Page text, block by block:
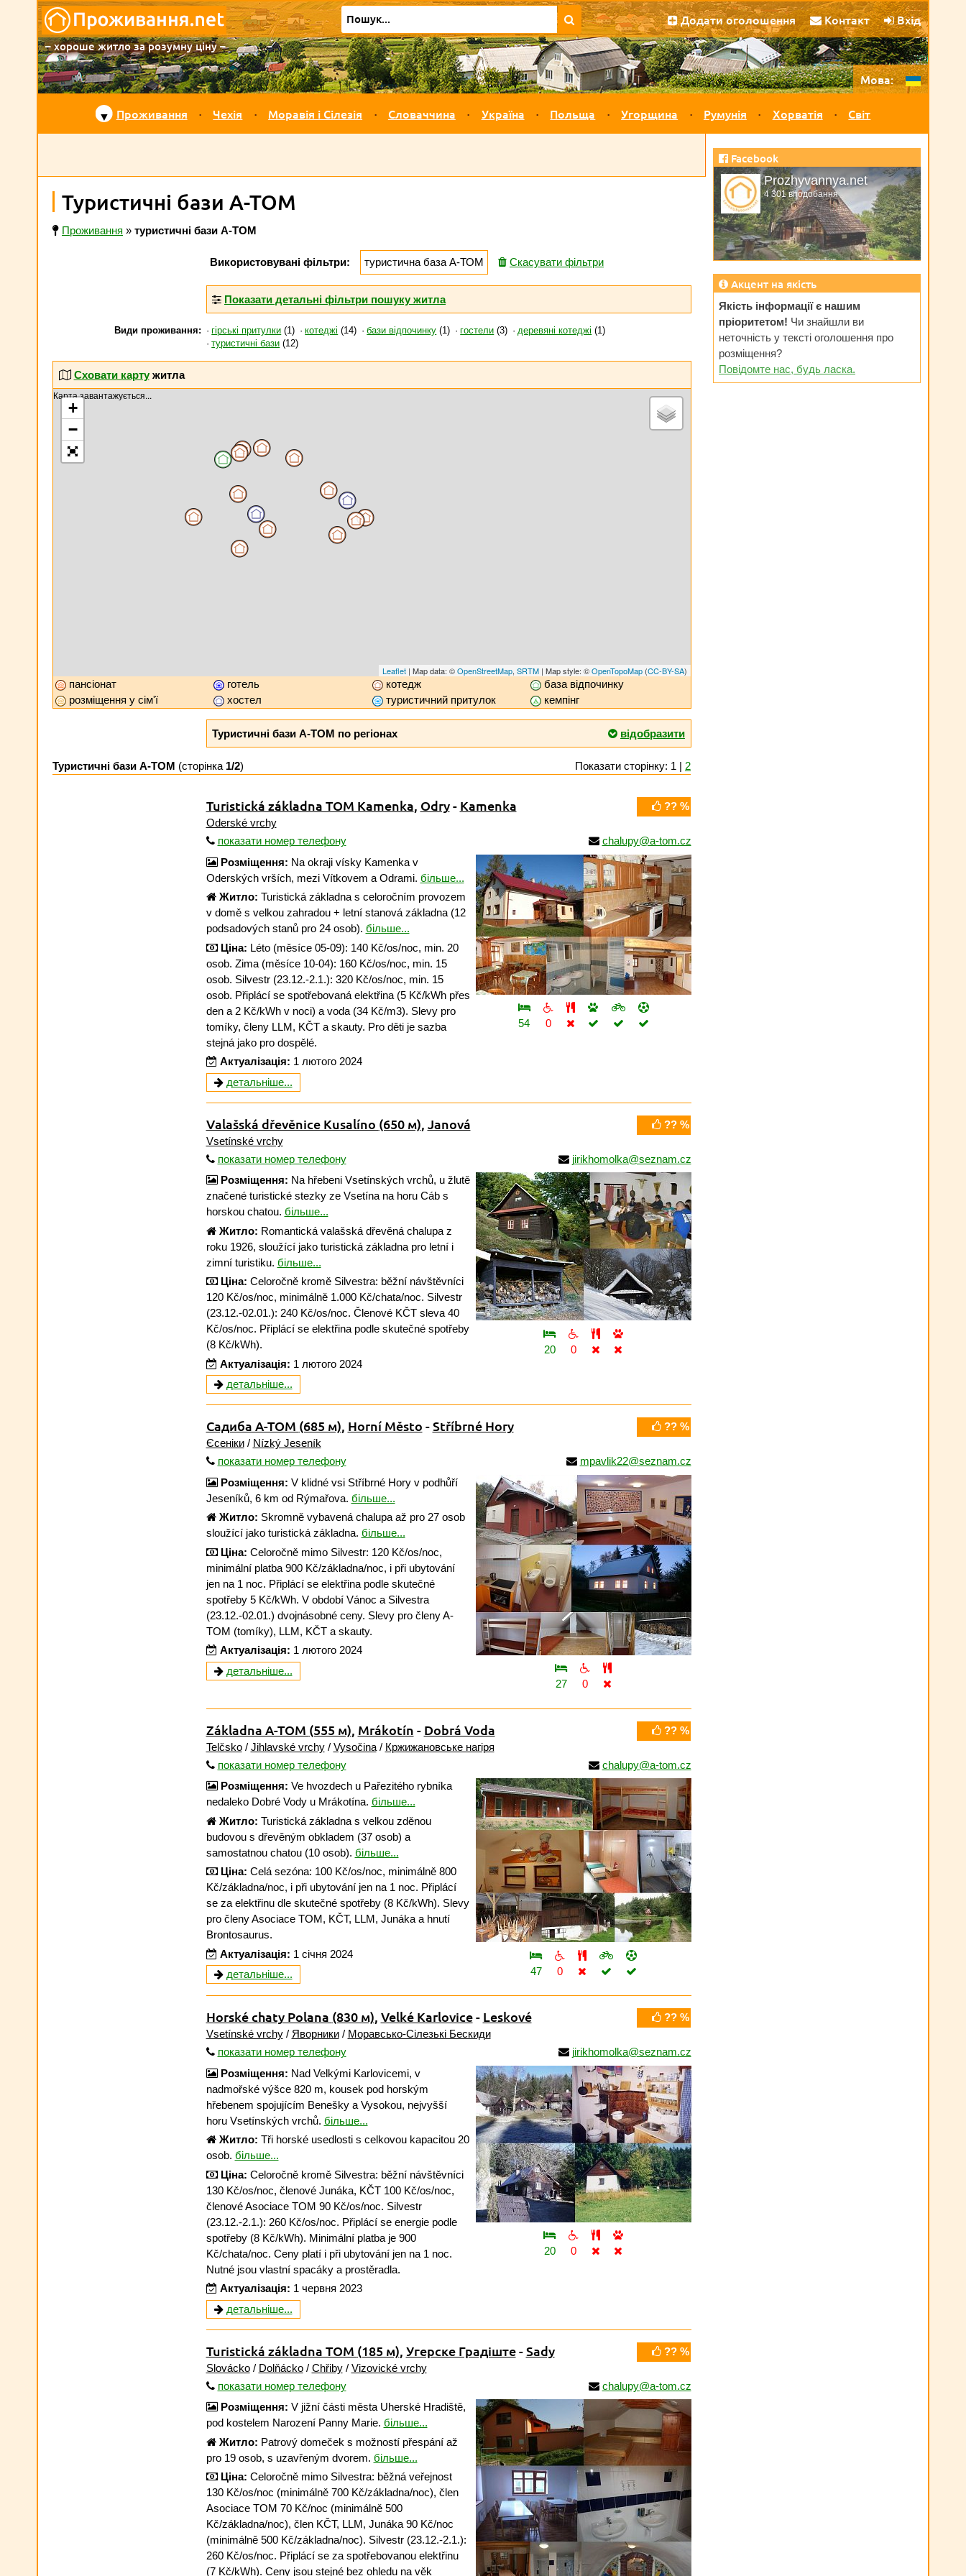
Додати оголошення Контакт Вхід
– хороше житло за розумну ціну –
Мова:
▼ Проживання Чехія Моравія і Сілезія Словаччина Україна Польща Угорщина Румунія Хорватія Світ
Туристичні бази А-ТОМ
Проживання » туристичні бази А-ТОМ
Використовувані фільтри: туристична база А-ТОМ Скасувати фільтри
Показати детальні фільтри пошуку житла
Види проживання: гірські притулки (1) котеджі (14) бази відпочинку (1) гостели (3) деревяні котеджі (1)
туристичні бази (12)
Сховати картужитла
Карта завантажується...
+
−
Leaflet| Map data: ©OpenStreetMap, SRTM| Map style: ©OpenTopoMap(CC-BY-SA)
пансіонат готель котедж
база відпочинку
розміщення у сім'ї
хостел туристичний притулок кемпінг
Туристичні бази А-ТОМ по регіонах відобразити
Туристичні бази А-ТОМ (сторінка 1/2) Показати сторінку: 1 | 2
?? %
Turistická základna TOM Kamenka, Odry- Kamenka
Oderské vrchy
показати номер телефону
chalupy@a-tom.cz
54 0
Розміщення: Na okraji vísky Kamenka v
Oderských vrších, mezi Vítkovem a Odrami. більше...
Житло: Turistická základna s celoročním provozem
v domě s velkou zahradou + letní stanová základna (12
podsadových stanů pro 24 osob). більше...
Ціна: Léto (měsíce 05-09): 140 Kč/os/noc, min. 20
osob. Zima (měsíce 10-04): 160 Kč/os/noc, min. 15
osob. Silvestr (23.12.-2.1.): 320 Kč/os/noc, min. 15
osob. Připlácí se spotřebovaná elektřina (5 Kč/kWh přes
den a 2 Kč/kWh v noci) a voda (34 Kč/m3). Slevy pro
tomíky, členy LLM, KČT a skauty. Pro děti je sazba
stejná jako pro dospělé.
Актуалізація: 1 лютого 2024
детальніше...
?? %
Valašská dřevěnice Kusalíno (650 м) Janová
Vsetínské vrchy
показати номер телефону
jirikhomolka@seznam.cz
20 0
Розміщення: Na hřebeni Vsetínských vrchů, u žlutě
značené turistické stezky ze Vsetína na horu Cáb s
horskou chatou. більше...
Житло: Romantická valašská dřevěná chalupa z
roku 1926, sloužící jako turistická základna pro letní i
zimní turistiku. більше...
Ціна: Celoročně kromě Silvestra: běžní návštěvníci
120 Kč/os/noc, minimálně 1.000 Kč/chata/noc. Silvestr
(23.12.-02.01.): 240 Kč/os/noc. Členové KČT sleva 40
Kč/os/noc. Připlácí se elektřina podle skutečné spotřeby
(8 Kč/kWh).
Актуалізація: 1 лютого 2024
детальніше...
?? %
Садиба A-TOM (685 м), Horní Město -Stříbrné Hory
Єсеніки/ Nízký Jeseník
показати номер телефону
mpavlik22@seznam.cz
27 0
Розміщення: V klidné vsi Stříbrné Hory v podhůří
Jeseníků, 6 km od Rýmařova. більше...
Житло: Skromně vybavená chalupa až pro 27 osob
sloužící jako turistická základna. більше...
Ціна: Celoročně mimo Silvestr: 120 Kč/os/noc,
minimální platba 900 Kč/základna/noc, i při ubytování
jen na 1 noc. Připlácí se elektřina podle skutečné
spotřeby 5 Kč/kWh. V období Vánoc a Silvestra
(23.12.-02.01.) dvojnásobné ceny. Slevy pro členy A-
TOM (tomíky), LLM, KČT a skauty.
Актуалізація: 1 лютого 2024
детальніше...
?? %
Základna A-TOM (555 м) Mrákotín - Dobrá Voda
Telčsko/ Jihlavské vrchy/ Vysočina/ Кржижановське нагіря
показати номер телефону
chalupy@a-tom.cz
47 0
Розміщення: Ve hvozdech u Pařezitého rybníka
nedaleko Dobré Vody u Mrákotína. більше...
Житло: Turistická základna s velkou zděnou
budovou s dřevěným obkladem (37 osob) a
samostatnou chatou (10 osob). більше...
Ціна: Celá sezóna: 100 Kč/os/noc, minimálně 800
Kč/základna/noc, i při ubytování jen na 1 noc. Připlácí
se za elektřinu dle skutečné spotřeby (8 Kč/kWh). Slevy
pro členy Asociace TOM, KČT, LLM, Junáka a hnutí
Brontosaurus.
Актуалізація: 1 січня 2024
детальніше...
?? %
Horské chaty Polana (830 м), Velké Karlovice- Leskové
Vsetínské vrchy/ Яворники/ Моравсько-Сілезькі Бескиди
показати номер телефону
jirikhomolka@seznam.cz
20 0
Розміщення: Nad Velkými Karlovicemi, v
nadmořské výšce 820 m, kousek pod horským
hřebenem spojujícím Benešky a Vysokou, nejvyšší
horu Vsetínských vrchů. більше...
Житло: Tři horské usedlosti s celkovou kapacitou 20
osob. більше...
Ціна: Celoročně kromě Silvestra: běžní návštěvníci
130 Kč/os/noc, členové Junáka, KČT 100 Kč/os/noc,
členové Asociace TOM 90 Kč/os/noc. Silvestr
(23.12.-2.1.): 260 Kč/os/noc. Připlácí se energie podle
spotřeby (8 Kč/kWh). Minimální platba je 900
Kč/chata/noc. Ceny platí i při ubytování jen na 1 noc.
Nutné jsou vlastní spacáky a prostěradla.
Актуалізація: 1 червня 2023
детальніше...
?? %
Turistická základna TOM (185 м) Угерске Градіште-Sady
Slovácko/ Dolňácko/ Chřiby/ Vizovické vrchy
показати номер телефону
chalupy@a-tom.cz
Розміщення: V jižní části města Uherské Hradiště,
pod kostelem Narození Panny Marie. більше...
Житло: Patrový domeček s možností přespání až
pro 19 osob, s uzavřeným dvorem. більше...
Ціна: Celoročně mimo Silvestra: běžná veřejnost
130 Kč/os/noc (minimálně 700 Kč/základna/noc), člen
Asociace TOM 70 Kč/noc (minimálně 500
Kč/základna/noc), člen KČT, LLM, Junáka 90 Kč/noc
(minimálně 500 Kč/základna/noc). Silvestr (23.12.-2.1.):
260 Kč/os/noc. Připlácí se za spotřebovanou elektřinu
(7 Kč/kWh). Ceny jsou stejné bez ohledu na věk
Facebook
Prozhyvannya.net
4 301 вподобання
Акцент на якість
Якість інформації є нашим
пріоритетом! Чи знайшли ви
неточність у тексті оголошення про
розміщення?
Повідомте нас, будь ласка.